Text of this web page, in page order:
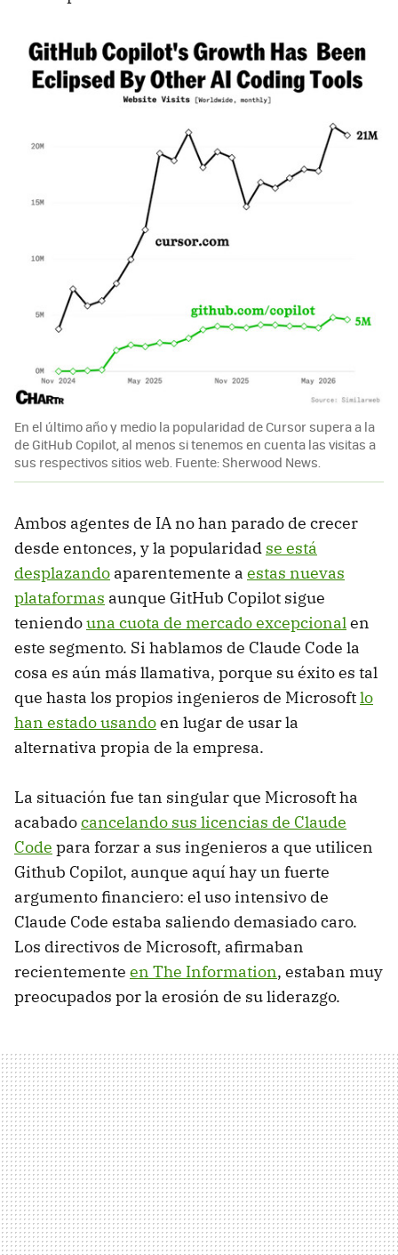
En el último año y medio la popularidad de Cursor supera a la
de GitHub Copilot, al menos si tenemos en cuenta las visitas a
sus respectivos sitios web. Fuente: Sherwood News.
Ambos agentes de IA no han parado de crecer
desde entonces, y la popularidad se está
desplazando aparentemente a estas nuevas
plataformas aunque GitHub Copilot sigue
teniendouna cuota de mercado excepcionalen
este segmento. Si hablamos de Claude Code la
cosa es aún más llamativa, porque su éxito es tal
que hasta los propios ingenieros de Microsoftlo
han estado usandoen lugar de usar la
alternativa propia de la empresa.
La situación fue tan singular que Microsoft ha
acabadocancelando sus licencias de Claude
Code para forzar a sus ingenieros a que utilicen
Github Copilot, aunque aquí hay un fuerte
argumento financiero: el uso intensivo de
Claude Code estaba saliendo demasiado caro.
Los directivos de Microsoft, afirmaban
recientemente en The Information, estaban muy
preocupados por la erosión de su liderazgo.